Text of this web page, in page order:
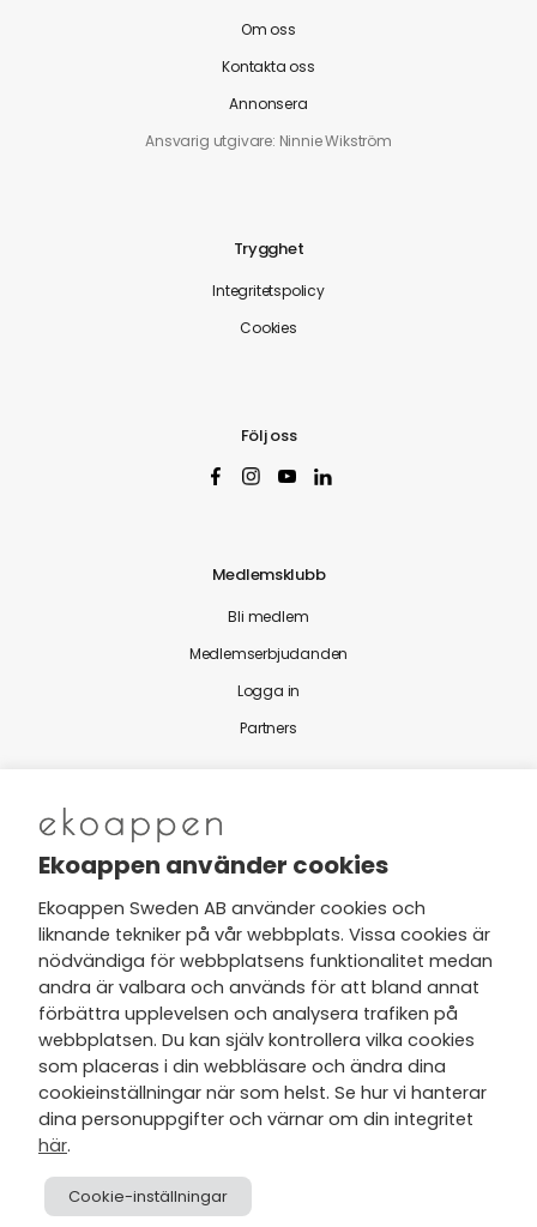
Om oss
Kontakta oss
Annonsera
Ansvarig utgivare: Ninnie Wikström
Trygghet
Integritetspolicy
Cookies
Följ oss
Medlemsklubb
Bli medlem
Medlemserbjudanden
Logga in
Partners
Nytt från Ekoappen
Jag har tagit del av Ekoappens
personuppgifts- och
integritetspolicyoch tar gärna del
av nyheter, hälsotips och exklusiva
erbjudanden via min e-post.
Ekoappen använder cookies
Ekoappen Sweden AB använder cookies och
liknande tekniker på vår webbplats. Vissa cookies är
nödvändiga för webbplatsens funktionalitet medan
andra är valbara och används för att bland annat
förbättra upplevelsen och analysera trafiken på
webbplatsen. Du kan själv kontrollera vilka cookies
som placeras i din webbläsare och ändra dina
cookieinställningar när som helst. Se hur vi hanterar
dina personuppgifter och värnar om din integritet
här.
Cookie-inställningar